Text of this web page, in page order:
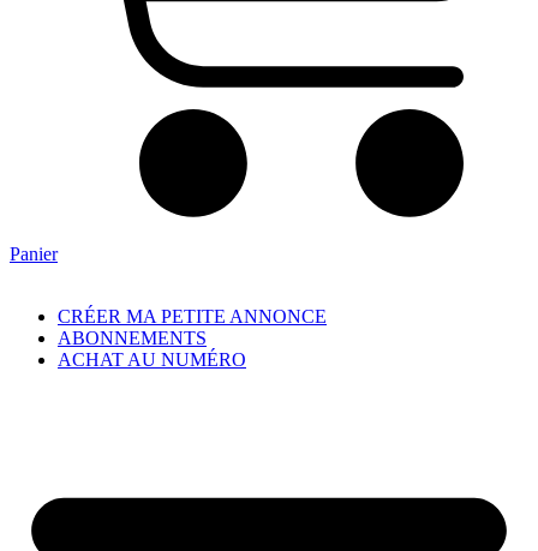
Panier
CRÉER MA PETITE ANNONCE
ABONNEMENTS
ACHAT AU NUMÉRO